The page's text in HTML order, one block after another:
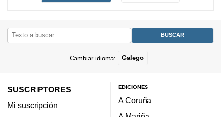
Cambiar idioma: Galego
SUSCRIPTORES
Mi suscripción
EDICIONES
A Coruña